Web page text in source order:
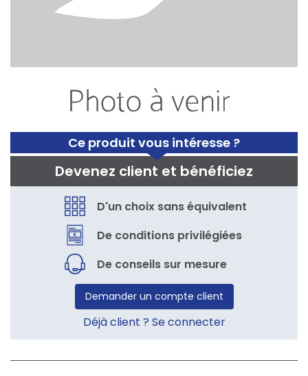
Ce produit vous intéresse ?
Devenez client et bénéficiez
D'un choix sans équivalent
De conditions privilégiées
De conseils sur mesure
Demander un compte client
Déjà client ? Se connecter